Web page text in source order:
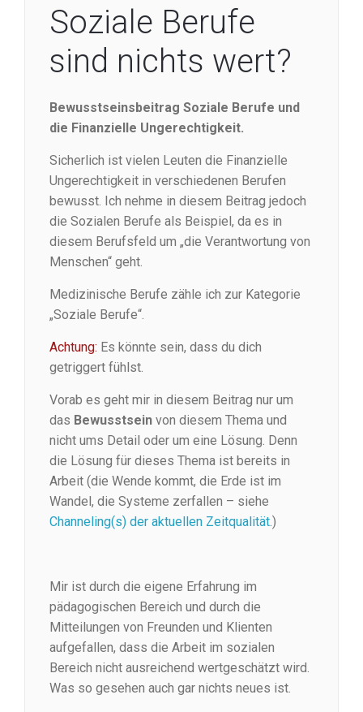
Soziale Berufe
sind nichts wert?
Bewusstseinsbeitrag Soziale Berufe und
die Finanzielle Ungerechtigkeit.
Sicherlich ist vielen Leuten die Finanzielle
Ungerechtigkeit in verschiedenen Berufen
bewusst. Ich nehme in diesem Beitrag jedoch
die Sozialen Berufe als Beispiel, da es in
diesem Berufsfeld um „die Verantwortung von
Menschen“ geht.
Medizinische Berufe zähle ich zur Kategorie
„Soziale Berufe“.
Achtung: Es könnte sein, dass du dich
getriggert fühlst.
Vorab es geht mir in diesem Beitrag nur um
das Bewusstsein von diesem Thema und
nicht ums Detail oder um eine Lösung. Denn
die Lösung für dieses Thema ist bereits in
Arbeit (die Wende kommt, die Erde ist im
Wandel, die Systeme zerfallen – siehe
Channeling(s) der aktuellen Zeitqualität.)
Mir ist durch die eigene Erfahrung im
pädagogischen Bereich und durch die
Mitteilungen von Freunden und Klienten
aufgefallen, dass die Arbeit im sozialen
Bereich nicht ausreichend wertgeschätzt wird.
Was so gesehen auch gar nichts neues ist.